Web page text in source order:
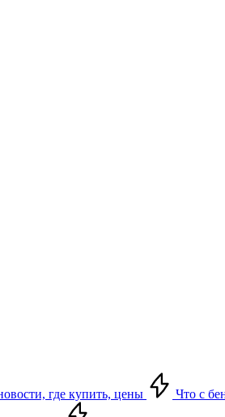
где купить, цены Что с